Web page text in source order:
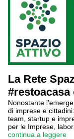
La Rete
Nonostante
di imprese e
team, startup e
per le Imprese,
continua a leggere